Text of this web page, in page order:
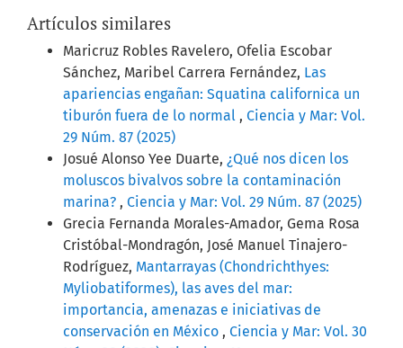
Artículos similares
Maricruz Robles Ravelero, Ofelia Escobar
Sánchez, Maribel Carrera Fernández, Las
apariencias engañan: Squatina californica un
tiburón fuera de lo normal , Ciencia y Mar: Vol.
29 Núm. 87 (2025)
Josué Alonso Yee Duarte, ¿Qué nos dicen los
moluscos bivalvos sobre la contaminación
marina? , Ciencia y Mar: Vol. 29 Núm. 87 (2025)
Grecia Fernanda Morales-Amador, Gema Rosa
Cristóbal-Mondragón, José Manuel Tinajero-
Rodríguez, Mantarrayas (Chondrichthyes:
Myliobatiformes), las aves del mar:
importancia, amenazas e iniciativas de
conservación en México , Ciencia y Mar: Vol. 30